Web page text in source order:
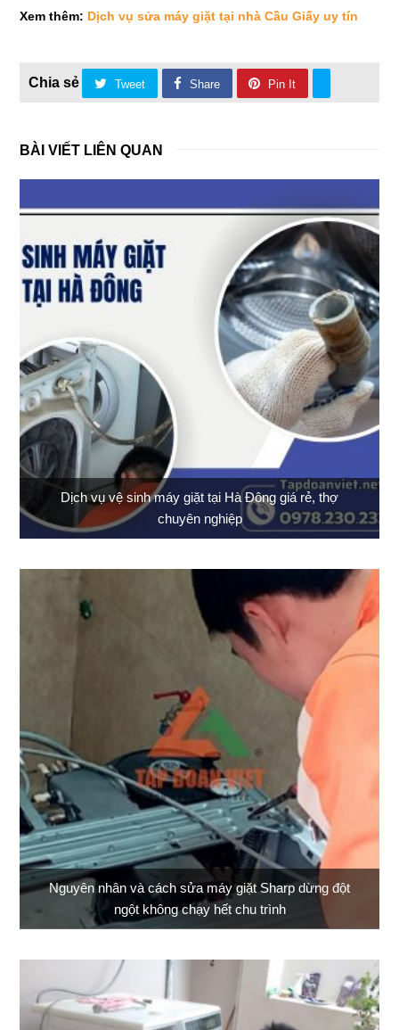
Xem thêm: Dịch vụ sửa máy giặt tại nhà Cầu Giấy uy tín
Tweet Share Pin It
BÀI VIẾT LIÊN QUAN
Dịch vụ vệ sinh máy giặt tại Hà Đông giá rẻ, thợ
chuyên nghiệp
Nguyên nhân và cách sửa máy giặt Sharp dừng đột
ngột không chạy hết chu trình